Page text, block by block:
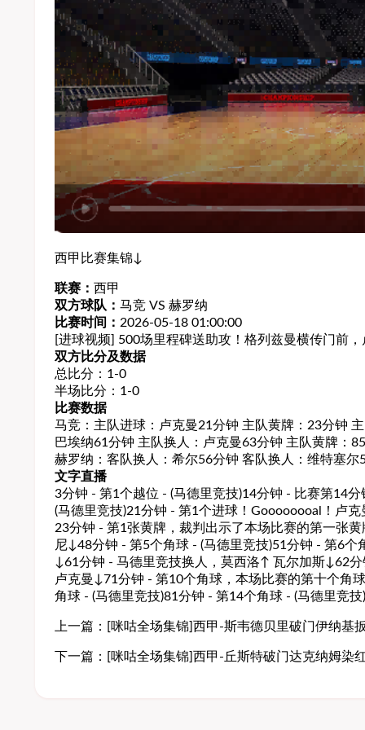
西甲比赛集锦↓
联赛： 西甲
双方球队： 马竞 VS 赫罗纳
比赛时间： 2026-05-18 01:00:00
[进球视频] 500场里程碑送助攻！格列兹曼横传门前
双方比分及数据
总比分：1-0
半场比分：1-0
比赛数据
马竞：主队进球：卢克曼21分钟 主队黄牌：23分钟
巴埃纳61分钟 主队换人：卢克曼63分钟 主队黄牌：
赫罗纳：客队换人：希尔56分钟 客队换人：维特塞
文字直播
3分钟 - 第1个越位 - (马德里竞技)14分钟 - 比赛第14
(马德里竞技)21分钟 - 第1个进球！Goooooooal！卢
23分钟 - 第1张黄牌，裁判出示了本场比赛的第一张
尼↓48分钟 - 第5个角球 - (马德里竞技)51分钟 - 第6
↓61分钟 - 马德里竞技换人，莫西洛↑ 瓦尔加斯↓62
卢克曼↓71分钟 - 第10个角球，本场比赛的第十个角
角球 - (马德里竞技)81分钟 - 第14个角球 - (马德里竞
上一篇： [咪咕全场集锦]西甲-斯韦德贝里破门伊纳基
下一篇： [咪咕全场集锦]西甲-丘斯特破门达克纳姆染